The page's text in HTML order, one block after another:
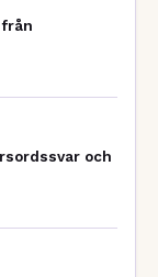
från
och